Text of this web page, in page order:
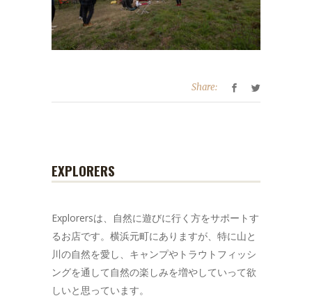
Share:
EXPLORERS
Explorersは、自然に遊びに行く方をサポートす
るお店です。横浜元町にありますが、特に山と
川の自然を愛し、キャンプやトラウトフィッシ
ングを通して自然の楽しみを増やしていって欲
しいと思っています。